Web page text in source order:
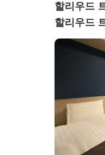
할리우드
할리우드